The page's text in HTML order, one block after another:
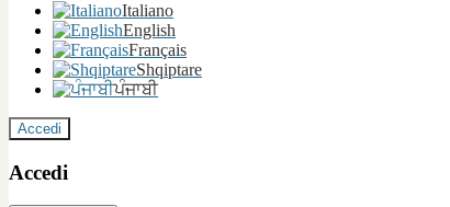
Italiano
English
Français
Shqiptare
ਪੰਜਾਬੀ
Accedi
Accedi